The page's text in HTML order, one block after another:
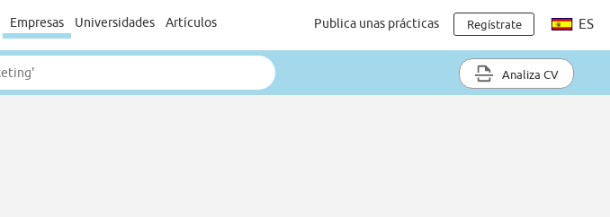
Empresas Universidades Artículos Publica unas prácticas Regístrate ES
Analiza CV